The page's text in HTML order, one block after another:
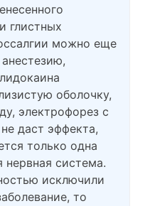
глистных
можно еще
оболочку,
электрофорез с
даст эффекта,
только одна
нервная система.
исключили
то